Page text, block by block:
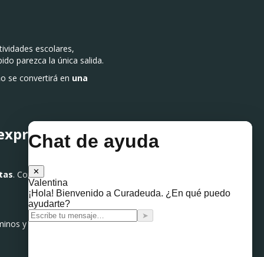
escolares,
parezca la única salida.
se convertirá en una
. Compara con otros
y condiciones con